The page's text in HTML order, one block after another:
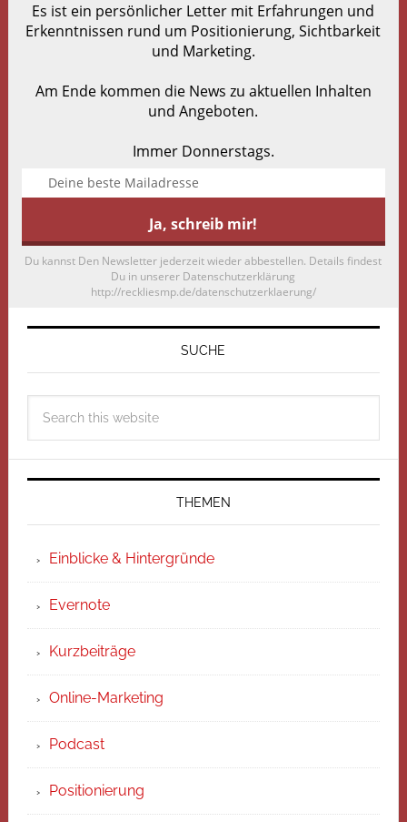
Es ist ein persönlicher Letter mit Erfahrungen und
Erkenntnissen rund um Positionierung, Sichtbarkeit
und Marketing.
Am Ende kommen die News zu aktuellen Inhalten
und Angeboten.
Immer Donnerstags.
Du kannst Den Newsletter jederzeit wieder abbestellen. Details findest
Du in unserer Datenschutzerklärung
http://reckliesmp.de/datenschutzerklaerung/
SUCHE
THEMEN
Einblicke & Hintergründe
Evernote
Kurzbeiträge
Online-Marketing
Podcast
Positionierung